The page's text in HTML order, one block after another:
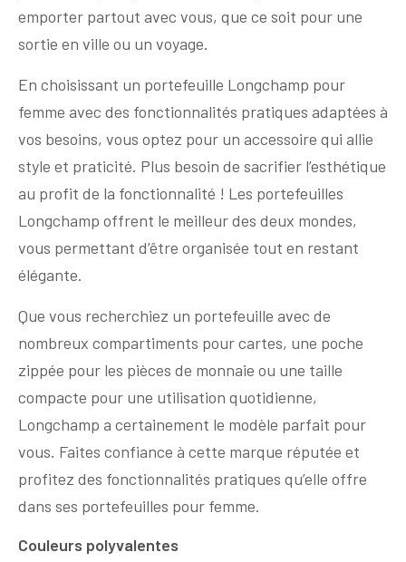
emporter partout avec vous, que ce soit pour une
sortie en ville ou un voyage.
En choisissant un portefeuille Longchamp pour
femme avec des fonctionnalités pratiques adaptées à
vos besoins, vous optez pour un accessoire qui allie
style et praticité. Plus besoin de sacrifier l’esthétique
au profit de la fonctionnalité ! Les portefeuilles
Longchamp offrent le meilleur des deux mondes,
vous permettant d’être organisée tout en restant
élégante.
Que vous recherchiez un portefeuille avec de
nombreux compartiments pour cartes, une poche
zippée pour les pièces de monnaie ou une taille
compacte pour une utilisation quotidienne,
Longchamp a certainement le modèle parfait pour
vous. Faites confiance à cette marque réputée et
profitez des fonctionnalités pratiques qu’elle offre
dans ses portefeuilles pour femme.
Couleurs polyvalentes